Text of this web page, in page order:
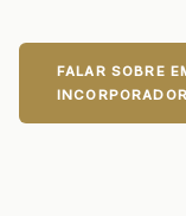
FALAR SOBRE